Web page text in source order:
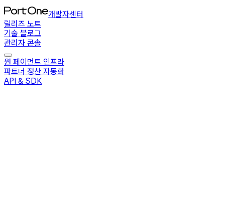
개발자센터
릴리즈 노트
기술 블로그
관리자 콘솔
원 페이먼트 인프라
파트너 정산 자동화
API & SDK